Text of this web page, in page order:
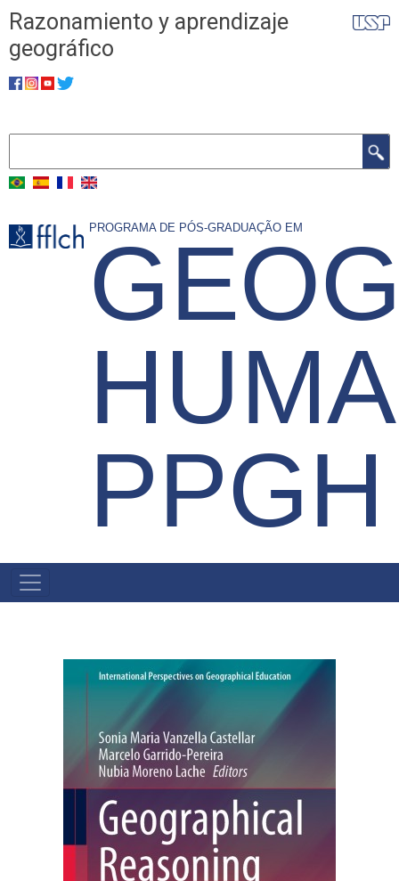
Skip
main
content
Razonamiento y aprendizaje
geográfico
PROGRAMA DE PÓS-GRADUAÇÃO EM
PPGH
MENU
PRINCIPAL